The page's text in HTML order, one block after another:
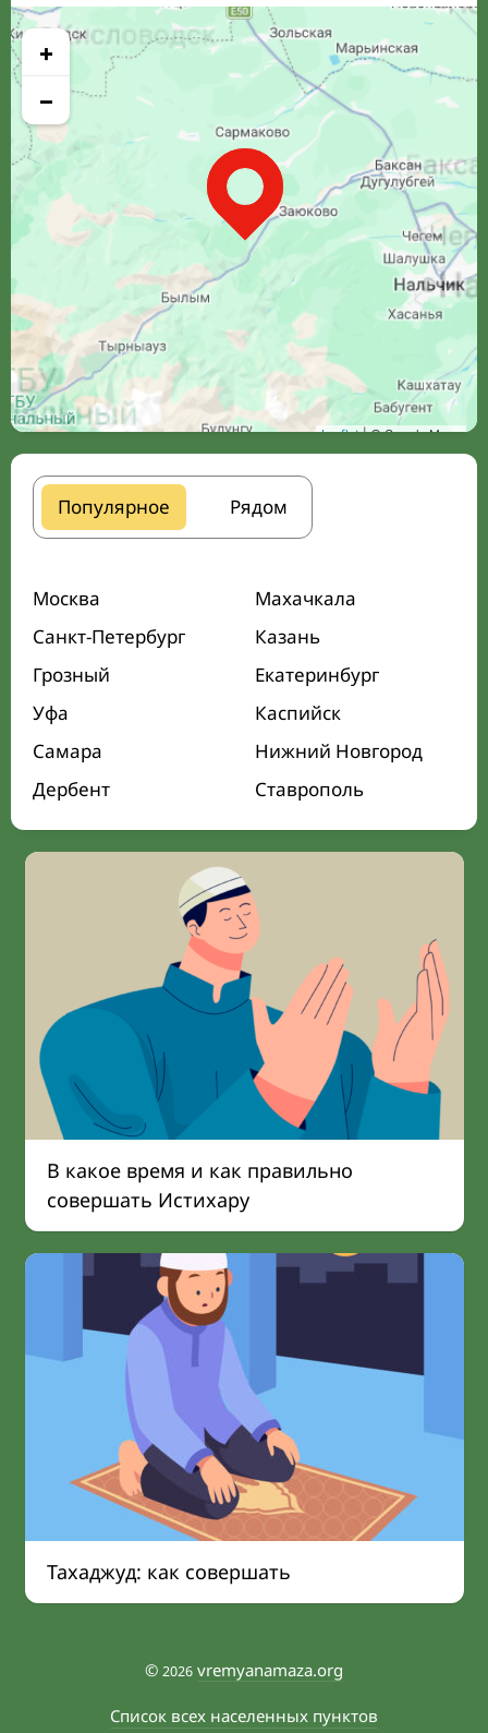
+
−
Leaflet| © Google Maps
Популярное Рядом
Москва
Махачкала
Санкт-Петербург
Казань
Грозный
Екатеринбург
Уфа
Каспийск
Самара
Нижний Новгород
Дербент
Ставрополь
В какое время и как правильно
совершать Истихару
Тахаджуд: как совершать
© 2026 vremyanamaza.org
Список всех населенных пунктов